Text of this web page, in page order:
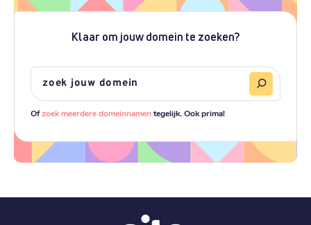
Klaar om jouw domein te zoeken?
Ofzoek meerdere domeinnamentegelijk. Ook prima!